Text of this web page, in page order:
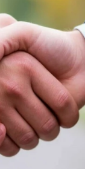
идей.
компании
городов,
и развитии